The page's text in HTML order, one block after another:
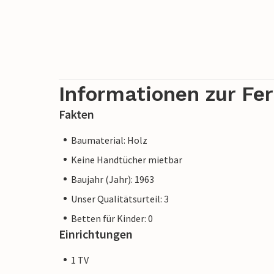
Informationen zur
Fakten
Baumaterial: Holz
Keine Handtücher mietbar
Baujahr (Jahr): 1963
Unser Qualitätsurteil: 3
Betten für Kinder: 0
Einrichtungen
1 TV